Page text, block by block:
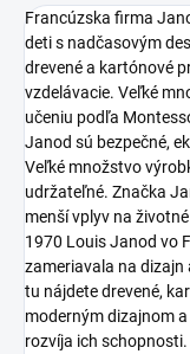
Francúzska firma
deti s nadčasovým
drevené a kartónové
vzdelávacie. Veľké
učeniu podľa
Janod sú bezpečné,
Veľké množstvo
udržateľné. Značka
menší vplyv na
1970 Louis Janod vo
zameriavala na dizajn
tu nájdete drevené,
moderným dizajnom
rozvíja ich